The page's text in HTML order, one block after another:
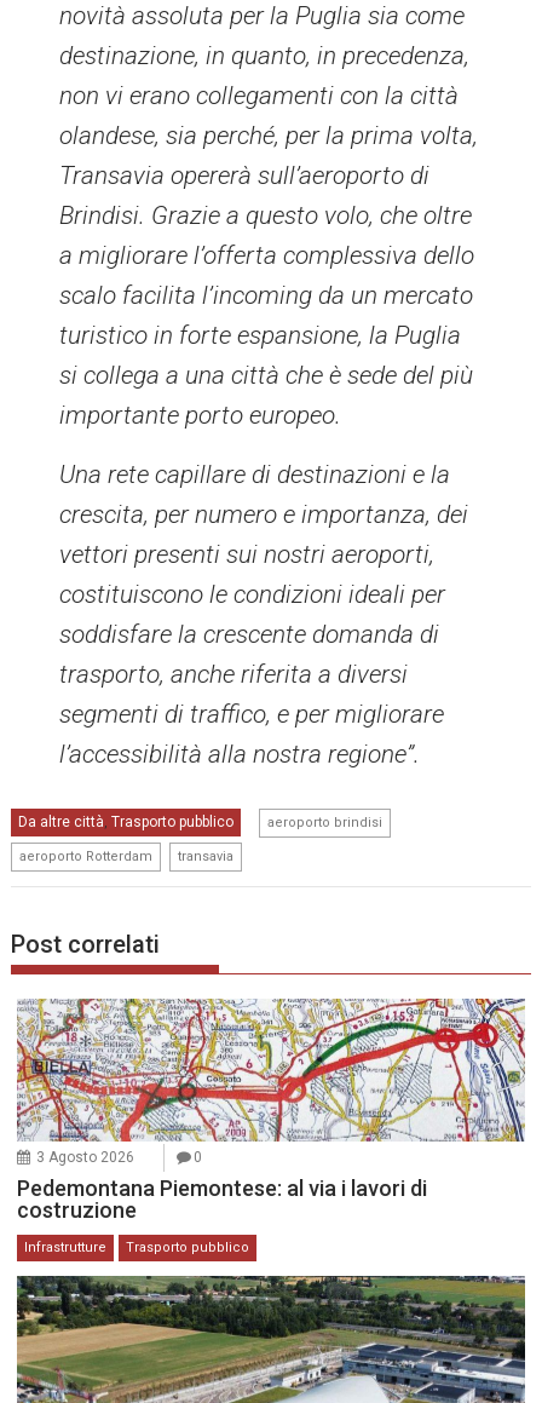
novità assoluta per la Puglia sia come
destinazione, in quanto, in precedenza,
non vi erano collegamenti con la città
olandese, sia perché, per la prima volta,
Transavia opererà sull’aeroporto di
Brindisi. Grazie a questo volo, che oltre
a migliorare l’offerta complessiva dello
scalo facilita l’incoming da un mercato
turistico in forte espansione, la Puglia
si collega a una città che è sede del più
importante porto europeo.
Una rete capillare di destinazioni e la
crescita, per numero e importanza, dei
vettori presenti sui nostri aeroporti,
costituiscono le condizioni ideali per
soddisfare la crescente domanda di
trasporto, anche riferita a diversi
segmenti di traffico, e per migliorare
l’accessibilità alla nostra regione”.
Da altre città, Trasporto pubblico aeroporto brindisi
aeroporto Rotterdam transavia
Post correlati
3 Agosto 2026 0
Pedemontana Piemontese: al via i lavori di
costruzione
Infrastrutture Trasporto pubblico